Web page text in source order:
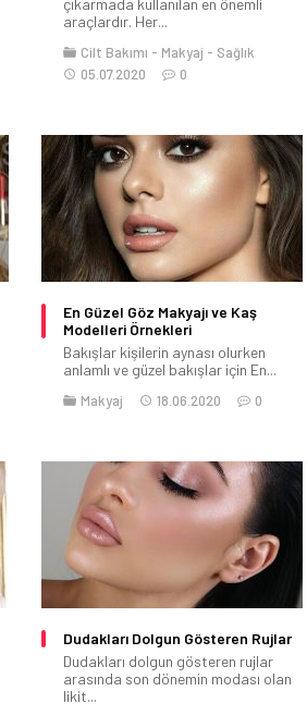
çıkarmada kullanılan en önemli
araçlardır. Her...
Cilt Bakımı Makyaj
Sağlık
05.07.2020
0
En Güzel Göz Makyajı ve Kaş
Modelleri Örnekleri
Bakışlar kişilerin aynası olurken
anlamlı ve güzel bakışlar için En...
Makyaj 18.06.2020 0
Dudakları Dolgun Gösteren Rujlar
Dudakları dolgun gösteren rujlar
arasında son dönemin modası olan
likit...